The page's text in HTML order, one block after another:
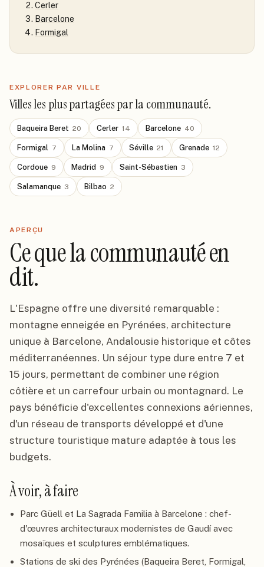
Cerler
Barcelone
Formigal
EXPLORER PAR VILLE
Villes les plus partagées par la communauté.
Baqueira Beret 20 Cerler 14 Barcelone 40
Formigal 7 La Molina 7 Séville 21 Grenade 12
Cordoue 9 Madrid 9 Saint-Sébastien 3
Salamanque 3 Bilbao 2
APERÇU
Ce que la communauté en
dit.
L'Espagne offre une diversité remarquable :
montagne enneigée en Pyrénées, architecture
unique à Barcelone, Andalousie historique et côtes
méditerranéennes. Un séjour type dure entre 7 et
15 jours, permettant de combiner une région
côtière et un carrefour urbain ou montagnard. Le
pays bénéficie d'excellentes connexions aériennes,
d'un réseau de transports développé et d'une
structure touristique mature adaptée à tous les
budgets.
À voir, à faire
Parc Güell et La Sagrada Familia à Barcelone : chef-
d'œuvres architecturaux modernistes de Gaudí avec
mosaïques et sculptures emblématiques.
Stations de ski des Pyrénées (Baqueira Beret, Formigal,